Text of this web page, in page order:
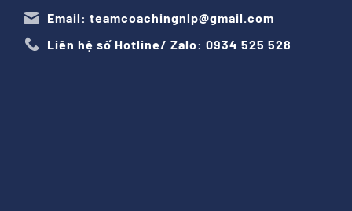
Email: teamcoachingnlp@gmail.com
Liên hệ số Hotline/ Zalo: 0934 525 528